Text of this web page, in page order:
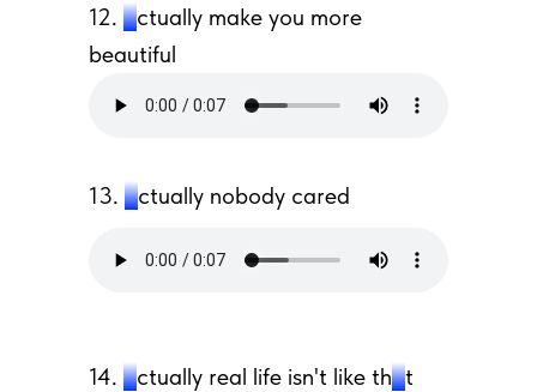
12. actually make you more
beautiful
13. actually nobody cared
14. actually real life isn't like that